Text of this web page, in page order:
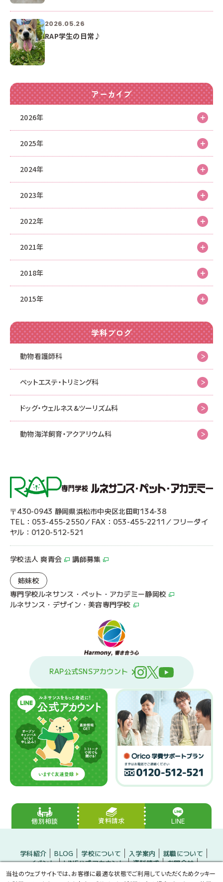
2026.05.26
RAP学生の日常♪
アーカイブ
2026年
2025年
2024年
2023年
2022年
2021年
2018年
2015年
学科ブログ
動物看護師科
ペットエステ・トリミング科
ドッグ・ウェルネス&ツーリズム科
動物海洋飼育・アクアリウム科
〒430-0943 静岡県浜松市中央区北田町134-38
TEL：053-455-2550／FAX：053-455-2211／フリーダイ
ヤル：0120-512-521
学校法人 爽青会 講師募集
姉妹校
専門学校ルネサンス・ペット・アカデミー静岡校
ルネサンス・デザイン・美容専門学校
RAP公式SNSアカウント
個別相談 資料請求 LINE
学科紹介 BLOG 学校について 入学案内
就職について
イベント
LINE公式アカウント 資料請求
お問合せ
入学をお考えの方
保護者の方
企業の方
当社のウェブサイトでは、お客様に最適な状態でご利用していただくためクッキー